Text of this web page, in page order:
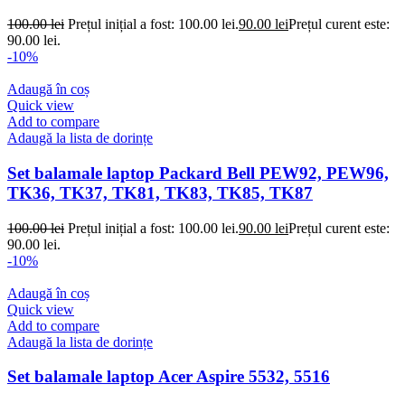
100.00lei Prețul inițial a fost: 100.00 lei.90.00 leiPrețul curent este:
90.00 lei.
-10%
Adaugă în coș
Quick view
Add to compare
Adaugă la lista de dorințe
Set balamale laptop Packard Bell PEW92, PEW96,
TK36, TK37, TK81, TK83, TK85, TK87
100.00lei Prețul inițial a fost: 100.00 lei.90.00 leiPrețul curent este:
90.00 lei.
-10%
Adaugă în coș
Quick view
Add to compare
Adaugă la lista de dorințe
Set balamale laptop Acer Aspire 5532, 5516